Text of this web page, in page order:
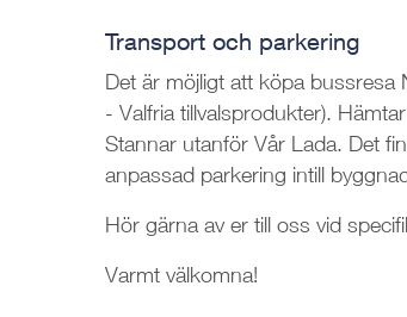
Transport och parkering
Det är möjligt att köpa bussresa
- Valfria tillvalsprodukter).
Stannar utanför Vår Lada. Det
anpassad parkering intill
Hör gärna av er till oss vid
Varmt välkomna!